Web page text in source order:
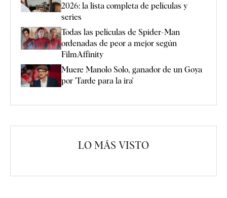
2026: la lista completa de películas y
series
Todas las películas de Spider-Man
ordenadas de peor a mejor según
FilmAffinity
Muere Manolo Solo, ganador de un Goya
por 'Tarde para la ira'
LO MÁS VISTO